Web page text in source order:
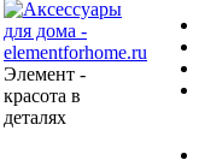
Элемент -
красота в
деталях